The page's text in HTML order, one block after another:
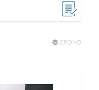
CRONO